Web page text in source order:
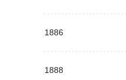
1886
1888